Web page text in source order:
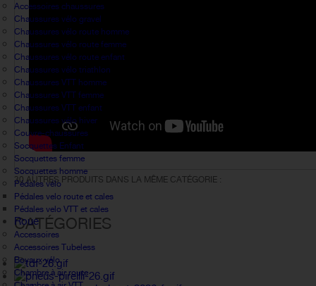
Accessoires chaussures
Chaussures vélo gravel
Chaussures vélo route homme
Chaussures vélo route femme
Chaussures vélo route enfant
Chaussures vélo triathlon
Chaussures VTT homme
Chaussures VTT femme
Chaussures VTT enfant
Chaussures vélo hiver
Couvre-chaussures
Socquettes Enfant
Socquettes femme
Socquettes homme
Pédales vélo
Pédales velo route et cales
Pédales velo VTT et cales
Roue
Accessoires
Accessoires Tubeless
Boyaux vélo
Chambre à air route
30 AUTRES PRODUITS DANS LA MÊME CATÉGORIE :
CATÉGORIES